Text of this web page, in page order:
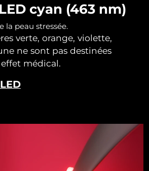
cyan (463 nm)
la peau stressée.
verte, orange, violette,
ne sont pas destinées
médical.
Livraison estimée8/10/26
Livraison estimée
Livraison estimée
Livraison estimée 8/10/26
Livraison estimée8/11/26